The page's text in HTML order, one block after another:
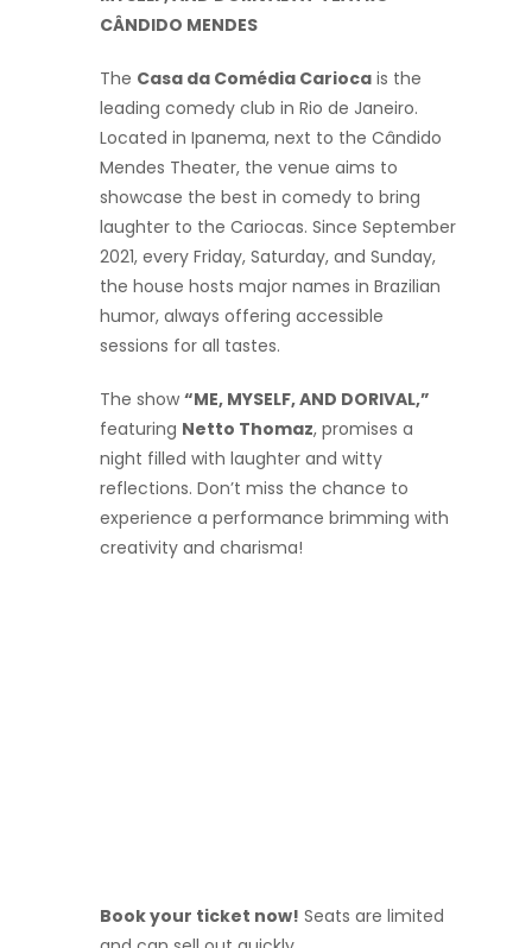
CÂNDIDO MENDES
The Casa da Comédia Carioca is the
leading comedy club in Rio de Janeiro.
Located in Ipanema, next to the Cândido
Mendes Theater, the venue aims to
showcase the best in comedy to bring
laughter to the Cariocas. Since September
2021, every Friday, Saturday, and Sunday,
the house hosts major names in Brazilian
humor, always offering accessible
sessions for all tastes.
The show “ME, MYSELF, AND DORIVAL,”
featuring Netto Thomaz, promises a
night filled with laughter and witty
reflections. Don’t miss the chance to
experience a performance brimming with
creativity and charisma!
Book your ticket now! Seats are limited